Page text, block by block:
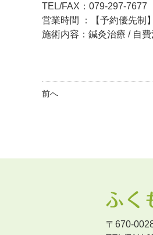
TEL/FAX：079-297-7677
営業時間 ：【予約優先制
施術内容：鍼灸治療 / 自
前へ
〒670-